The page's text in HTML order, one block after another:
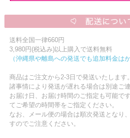
送料全国一律660円
3,980円(税込み)以上購入で送料無料
（沖縄県や離島への発送でも追加料金は
商品はご注文から2-3日で発送いたします。
諸事情により発送が遅れる場合は別途ご
お届け日、お届け時間のご指定も可能で
てご希望の時間帯をご指定ください。
なお、メール便の場合は順次発送となり
すのでご注意ください。